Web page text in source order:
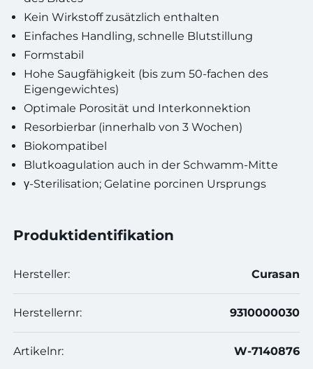
Kein Wirkstoff zusätzlich enthalten
Einfaches Handling, schnelle Blutstillung
Formstabil
Hohe Saugfähigkeit (bis zum 50-fachen des
Eigengewichtes)
Optimale Porosität und Interkonnektion
Resorbierbar (innerhalb von 3 Wochen)
Biokompatibel
Blutkoagulation auch in der Schwamm-Mitte
γ-Sterilisation; Gelatine porcinen Ursprungs
Produktidentifikation
Hersteller: Curasan
Herstellernr: 9310000030
Artikelnr: W-7140876